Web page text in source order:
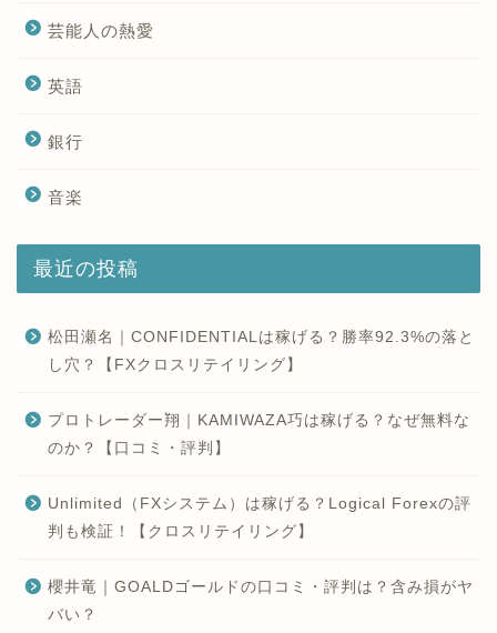
芸能人の熱愛
英語
銀行
音楽
最近の投稿
松田瀬名｜CONFIDENTIALは稼げる？勝率92.3%の落と
し穴？【FXクロスリテイリング】
プロトレーダー翔｜KAMIWAZA巧は稼げる？なぜ無料な
のか？【口コミ・評判】
Unlimited（FXシステム）は稼げる？Logical Forexの評
判も検証！【クロスリテイリング】
櫻井竜｜GOALDゴールドの口コミ・評判は？含み損がヤ
バい？